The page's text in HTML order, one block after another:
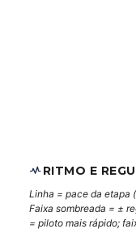
RITMO E
Linha = pace da etapa
Faixa sombreada = ±
= piloto mais rápido;